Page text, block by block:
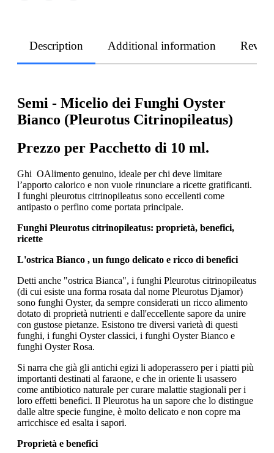
Description Additional information
Semi - Micelio dei Funghi Oyster
Bianco (Pleurotus Citrinopileatus)
Prezzo per Pacchetto di 10 ml.
Ghi OAlimento genuino, ideale per chi deve limitare
l’apporto calorico e non vuole rinunciare a ricette gratificanti.
I funghi pleurotus citrinopileatus sono eccellenti come
antipasto o perfino come portata principale.
Funghi Pleurotus citrinopileatus: proprietà, benefici,
ricette
L'ostrica Bianco , un fungo delicato e ricco di benefici
Detti anche "ostrica Bianca", i funghi Pleurotus citrinopileatus
(di cui esiste una forma rosata dal nome Pleurotus Djamor)
sono funghi Oyster, da sempre considerati un ricco alimento
dotato di proprietà nutrienti e dall'eccellente sapore da unire
con gustose pietanze. Esistono tre diversi varietà di questi
funghi, i funghi Oyster classici, i funghi Oyster Bianco e
funghi Oyster Rosa.
Si narra che già gli antichi egizi li adoperassero per i piatti più
importanti destinati al faraone, e che in oriente li usassero
come antibiotico naturale per curare malattie stagionali per i
loro effetti benefici. Il Pleurotus ha un sapore che lo distingue
dalle altre specie fungine, è molto delicato e non copre ma
arricchisce ed esalta i sapori.
Proprietà e benefici